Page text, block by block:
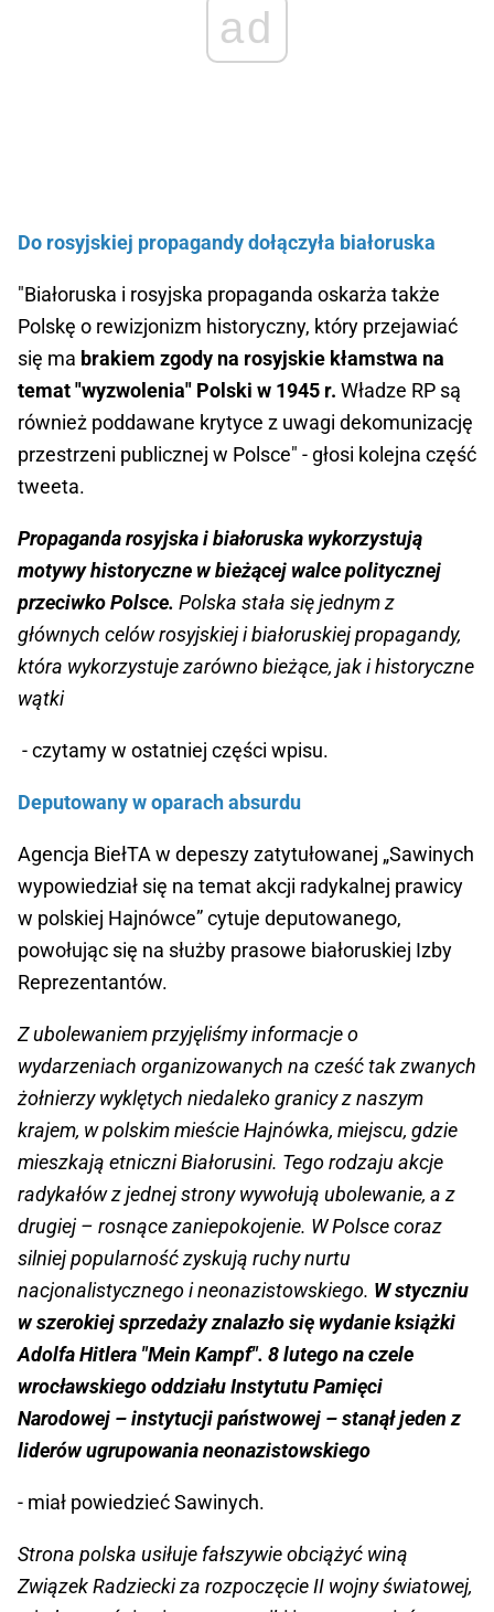
ad
Do rosyjskiej propagandy dołączyła białoruska
"Białoruska i rosyjska propaganda oskarża także
Polskę o rewizjonizm historyczny, który przejawiać
się ma brakiem zgody na rosyjskie kłamstwa na
temat "wyzwolenia" Polski w 1945 r. Władze RP są
również poddawane krytyce z uwagi dekomunizację
przestrzeni publicznej w Polsce" - głosi kolejna część
tweeta.
Propaganda rosyjska i białoruska wykorzystują
motywy historyczne w bieżącej walce politycznej
przeciwko Polsce. Polska stała się jednym z
głównych celów rosyjskiej i białoruskiej propagandy,
która wykorzystuje zarówno bieżące, jak i historyczne
wątki
- czytamy w ostatniej części wpisu.
Deputowany w oparach absurdu
Agencja BiełTA w depeszy zatytułowanej „Sawinych
wypowiedział się na temat akcji radykalnej prawicy
w polskiej Hajnówce” cytuje deputowanego,
powołując się na służby prasowe białoruskiej Izby
Reprezentantów.
Z ubolewaniem przyjęliśmy informacje o
wydarzeniach organizowanych na cześć tak zwanych
żołnierzy wyklętych niedaleko granicy z naszym
krajem, w polskim mieście Hajnówka, miejscu, gdzie
mieszkają etniczni Białorusini. Tego rodzaju akcje
radykałów z jednej strony wywołują ubolewanie, a z
drugiej – rosnące zaniepokojenie. W Polsce coraz
silniej popularność zyskują ruchy nurtu
nacjonalistycznego i neonazistowskiego. W styczniu
w szerokiej sprzedaży znalazło się wydanie książki
Adolfa Hitlera "Mein Kampf". 8 lutego na czele
wrocławskiego oddziału Instytutu Pamięci
Narodowej – instytucji państwowej – stanął jeden z
liderów ugrupowania neonazistowskiego
- miał powiedzieć Sawinych.
Strona polska usiłuje fałszywie obciążyć winą
Związek Radziecki za rozpoczęcie II wojny światowej,